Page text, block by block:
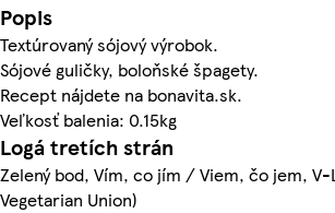
Popis
Textúrovaný sójový výrobok.
Sójové guličky, boloňské špagety.
Recept nájdete na bonavita.sk.
Veľkosť balenia: 0.15kg
Logá tretích strán
Zelený bod, Vím, co jím / Viem, čo jem, V-
Vegetarian Union)